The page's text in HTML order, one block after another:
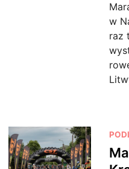
n
w
raz
P
o
s